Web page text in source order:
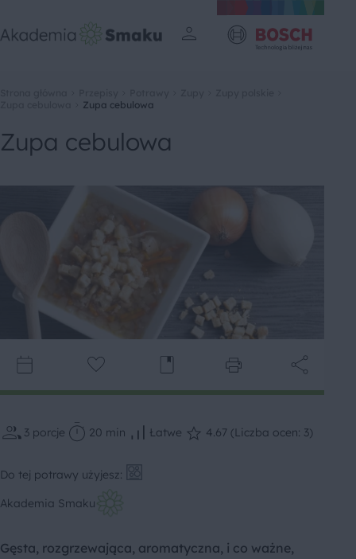
Zupa cebulowa
Zupa cebulowa
3 porcje 20 min Łatwe 4.67 (Liczba ocen: 3)
Do tej potrawy użyjesz:
Akademia Smaku
Gęsta, rozgrzewająca, aromatyczna, i co ważne,